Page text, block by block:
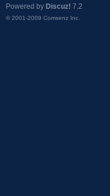
Powered by Discuz! 7.2
© 2001-2009 Comsenz Inc.